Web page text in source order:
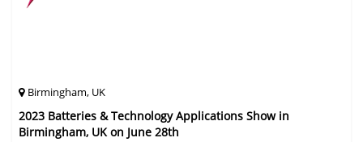
Birmingham, UK
2023 Batteries & Technology Applications Show in
Birmingham, UK on June 28th